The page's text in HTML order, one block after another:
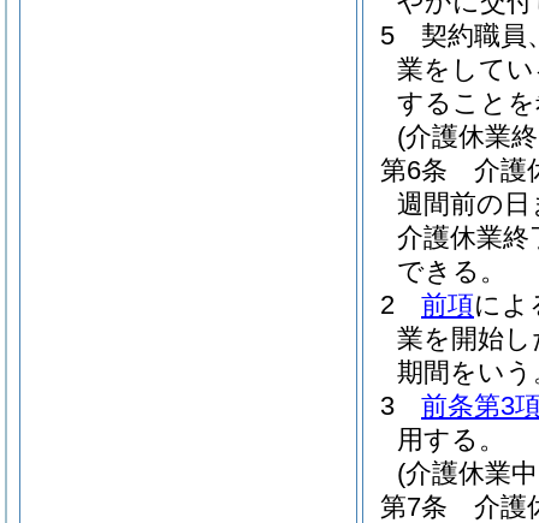
5
契約職員
業をして
すること
(介護休業
第6条
介護
週間前の
介護休業
できる。
2
前項によ
業を開始
期間をい
3
前条第3
用する。
(介護休業
第7条
介護